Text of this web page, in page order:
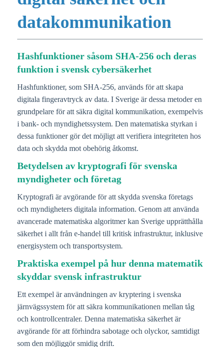
datakommunikation
Hashfunktioner såsom SHA-256 och deras
funktion i svensk cybersäkerhet
Hashfunktioner, som SHA-256, används för att skapa
digitala fingeravtryck av data. I Sverige är dessa metoder en
grundpelare för att säkra digital kommunikation, exempelvis
i bank- och myndighetssystem. Den matematiska styrkan i
dessa funktioner gör det möjligt att verifiera integriteten hos
data och skydda mot obehörig åtkomst.
Betydelsen av kryptografi för svenska
myndigheter och företag
Kryptografi är avgörande för att skydda svenska företags
och myndigheters digitala information. Genom att använda
avancerade matematiska algoritmer kan Sverige upprätthålla
säkerhet i allt från e-handel till kritisk infrastruktur, inklusive
energisystem och transportsystem.
Praktiska exempel på hur denna matematik
skyddar svensk infrastruktur
Ett exempel är användningen av kryptering i svenska
järnvägssystem för att säkra kommunikationen mellan tåg
och kontrollcentraler. Denna matematiska säkerhet är
avgörande för att förhindra sabotage och olyckor, samtidigt
som den möjliggör smidig drift.